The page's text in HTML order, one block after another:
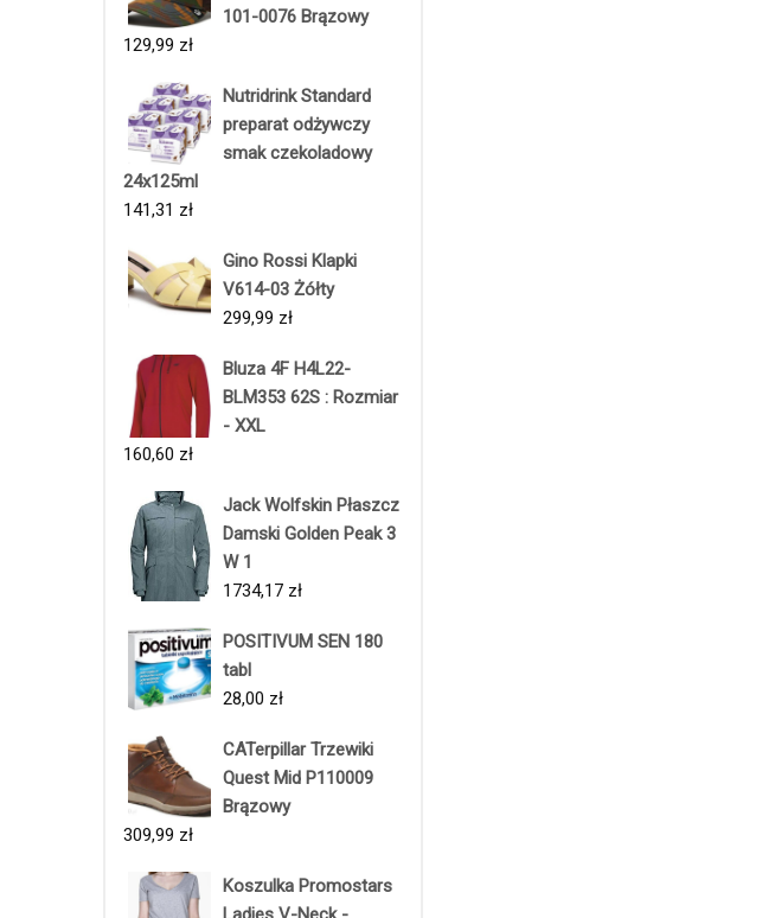
101-0076 Brązowy
129,99 zł
Nutridrink Standard
preparat odżywczy
smak czekoladowy
24x125ml
141,31 zł
Gino Rossi Klapki
V614-03 Żółty
299,99 zł
Bluza 4F H4L22-
BLM353 62S : Rozmiar
- XXL
160,60 zł
Jack Wolfskin Płaszcz
Damski Golden Peak 3
W 1
1734,17 zł
POSITIVUM SEN 180
tabl
28,00 zł
CATerpillar Trzewiki
Quest Mid P110009
Brązowy
309,99 zł
Koszulka Promostars